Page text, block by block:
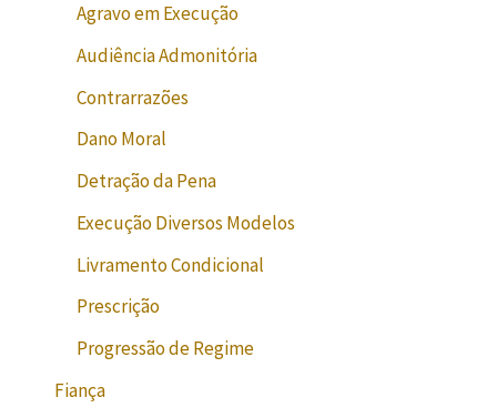
Agravo em Execução
Audiência Admonitória
Contrarrazões
Dano Moral
Detração da Pena
Execução Diversos Modelos
Livramento Condicional
Prescrição
Progressão de Regime
Fiança